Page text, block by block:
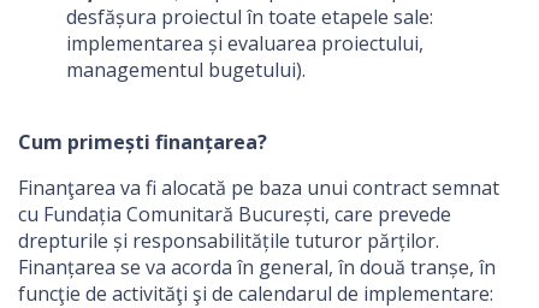
desfășura proiectul în toate etapele sale:
implementarea și evaluarea proiectului,
managementul bugetului).
Cum primești finanțarea?
Finanţarea va fi alocată pe baza unui contract semnat
cu Fundația Comunitară București, care prevede
drepturile și responsabilitățile tuturor părților.
Finanțarea se va acorda în general, în două tranșe, în
funcţie de activităţi şi de calendarul de implementare: